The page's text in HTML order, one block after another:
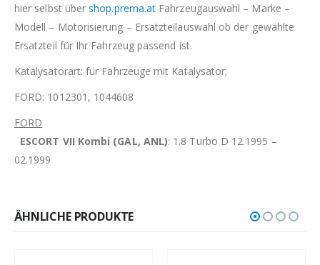
hier selbst übershop.prema.at Fahrzeugauswahl – Marke –
Modell – Motorisierung – Ersatzteilauswahl ob der gewählte
Ersatzteil für Ihr Fahrzeug passend ist.
Katalysatorart: für Fahrzeuge mit Katalysator;
FORD: 1012301, 1044608
FORD
ESCORT VII Kombi (GAL, ANL): 1.8 Turbo D 12.1995 –
02.1999
ÄHNLICHE PRODUKTE